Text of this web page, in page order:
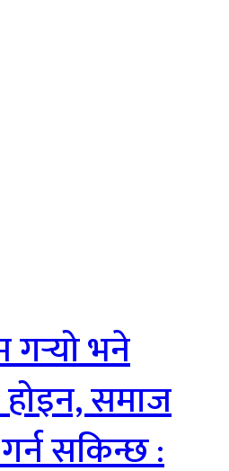
भने
होइन, समाज
सकिन्छ :